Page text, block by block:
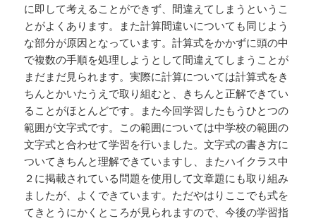
に即して考えることができず、間違えてしまうというこ
とがよくあります。また計算間違いについても同じよう
な部分が原因となっています。計算式をかかずに頭の中
で複数の手順を処理しようとして間違えてしまうことが
まだまだ見られます。実際に計算については計算式をき
ちんとかいたうえで取り組むと、きちんと正解できてい
ることがほとんどです。また今回学習したもうひとつの
範囲が文字式です。この範囲については中学校の範囲の
文字式と合わせて学習を行いました。文字式の書き方に
ついてきちんと理解できていますし、またハイクラス中
２に掲載されている問題を使用して文章題にも取り組み
ましたが、よくできています。ただやはりここでも式を
てきとうにかくところが見られますので、今後の学習指